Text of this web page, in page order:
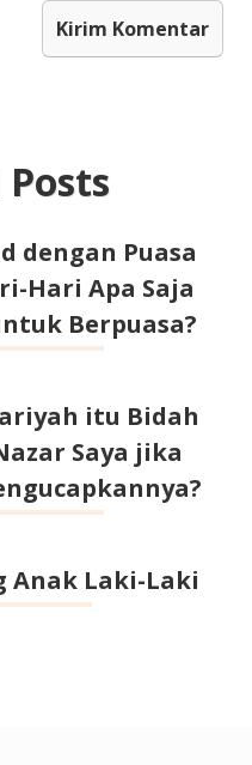
dengan Puasa
Hari Apa Saja
Berpuasa?
itu Bidah
Saya jika
Anak Laki-Laki